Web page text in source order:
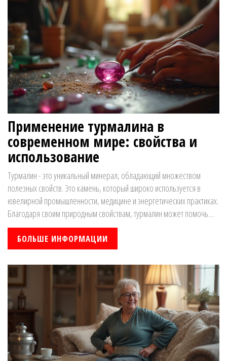
Применение турмалина в
современном мире: свойства и
использование
Турмалин - это уникальный минерал, обладающий множеством
полезных свойств. Это камень, который широко используется в
ювелирной промышленности, медицине и энергетических практиках.
Благодаря своим природным свойствам, турмалин может помочь
сбалансировать энергетическое поле человека. Узнайте, как
применяют турмалин в различных сферах, и какие интересные факты
связаны с этим удивительным камнем.
БОЛЬШЕ ИНФОРМАЦИИ